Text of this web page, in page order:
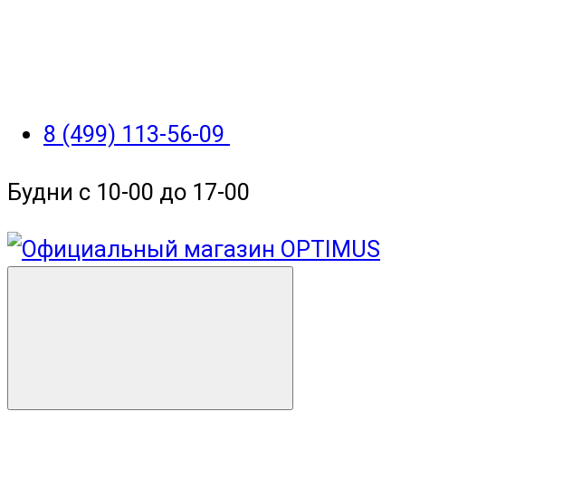
8 (499) 113-56-09
Будни с 10-00 до 17-00